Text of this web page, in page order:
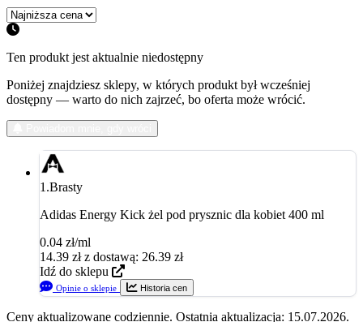
Ten produkt jest aktualnie niedostępny
Poniżej znajdziesz sklepy, w których produkt był wcześniej
dostępny — warto do nich zajrzeć, bo oferta może wrócić.
1.Brasty
Adidas Energy Kick żel pod prysznic dla kobiet 400 ml
0.04 zł/ml
14.39 zł z dostawą: 26.39 zł
Idź do sklepu
Opinie o sklepie Historia cen
Ceny aktualizowane codziennie. Ostatnia aktualizacja: 15.07.2026.